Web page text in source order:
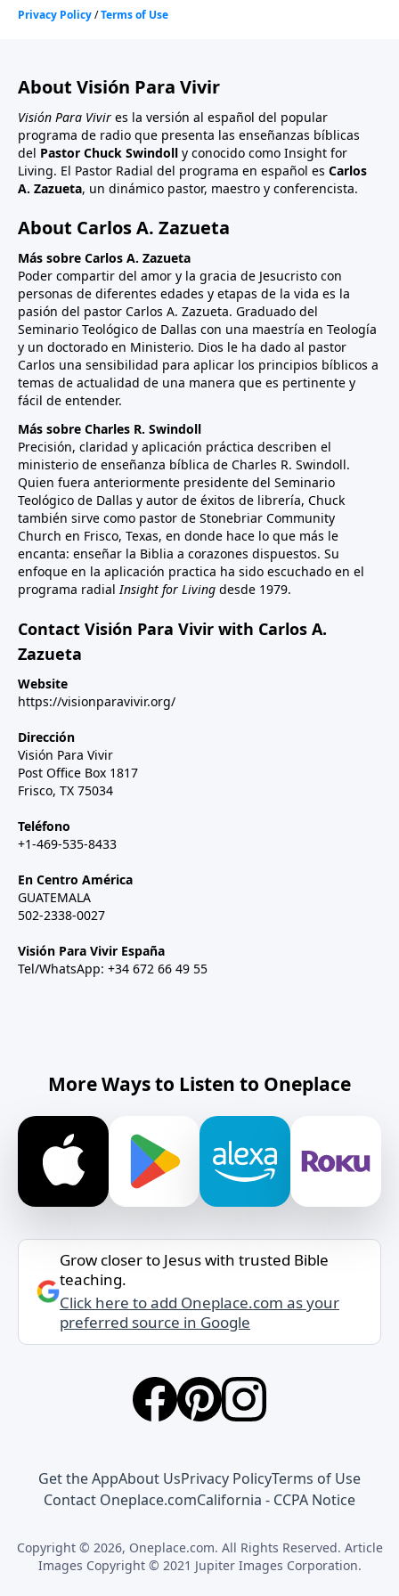
About Visión Para Vivir
Visión Para Vivir es la versión al español del popular
programa de radio que presenta las enseñanzas bíblicas
del Pastor Chuck Swindoll y conocido como Insight for
Living. El Pastor Radial del programa en español es Carlos
A. Zazueta, un dinámico pastor, maestro y conferencista.
About Carlos A. Zazueta
Más sobre Carlos A. Zazueta
Poder compartir del amor y la gracia de Jesucristo con
personas de diferentes edades y etapas de la vida es la
pasión del pastor Carlos A. Zazueta. Graduado del
Seminario Teológico de Dallas con una maestría en Teología
y un doctorado en Ministerio. Dios le ha dado al pastor
Carlos una sensibilidad para aplicar los principios bíblicos a
temas de actualidad de una manera que es pertinente y
fácil de entender.
Más sobre Charles R. Swindoll
Precisión, claridad y aplicación práctica describen el
ministerio de enseñanza bíblica de Charles R. Swindoll.
Quien fuera anteriormente presidente del Seminario
Teológico de Dallas y autor de éxitos de librería, Chuck
también sirve como pastor de Stonebriar Community
Church en Frisco, Texas, en donde hace lo que más le
encanta: enseñar la Biblia a corazones dispuestos. Su
enfoque en la aplicación practica ha sido escuchado en el
programa radial Insight for Living desde 1979.
Contact Visión Para Vivir with Carlos A.
Zazueta
Website
https://visionparavivir.org/
Dirección
Visión Para Vivir
Post Office Box 1817
Frisco, TX 75034
Teléfono
+1-469-535-8433
En Centro América
GUATEMALA
502-2338-0027
Visión Para Vivir España
Tel/WhatsApp: +34 672 66 49 55
More Ways to Listen to Oneplace
Grow closer to Jesus with trusted Bible
teaching.
Click here to add Oneplace.com as your
preferred source in Google
Get the AppAbout UsPrivacy PolicyTerms of Use
Contact Oneplace.comCalifornia - CCPA Notice
Copyright © 2026, Oneplace.com. All Rights Reserved. Article
Images Copyright © 2021 Jupiter Images Corporation.